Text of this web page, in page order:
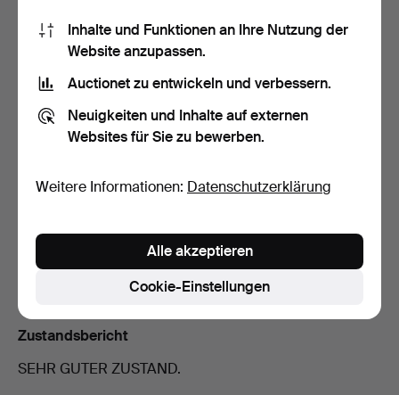
20. Nov, 00:59 2 477 USD
Alle 9 Gebote anzeigen
cm. Einstellbares Visier, anatomisch einstellbarer
Holzkolben, Originaltasche mit zusätzlichem Magazin
und Werkzeug inklusive.
Zustandsbericht
SEHR GUTER ZUSTAND.
Inhalte und Funktionen an Ihre Nutzung der
Website anzupassen.
Auctionet zu entwickeln und verbessern.
Neuigkeiten und Inhalte auf externen
Websites für Sie zu bewerben.
Weitere Informationen: Datenschutzerklärung
Cookie-Einstellungen
Alle akzeptieren